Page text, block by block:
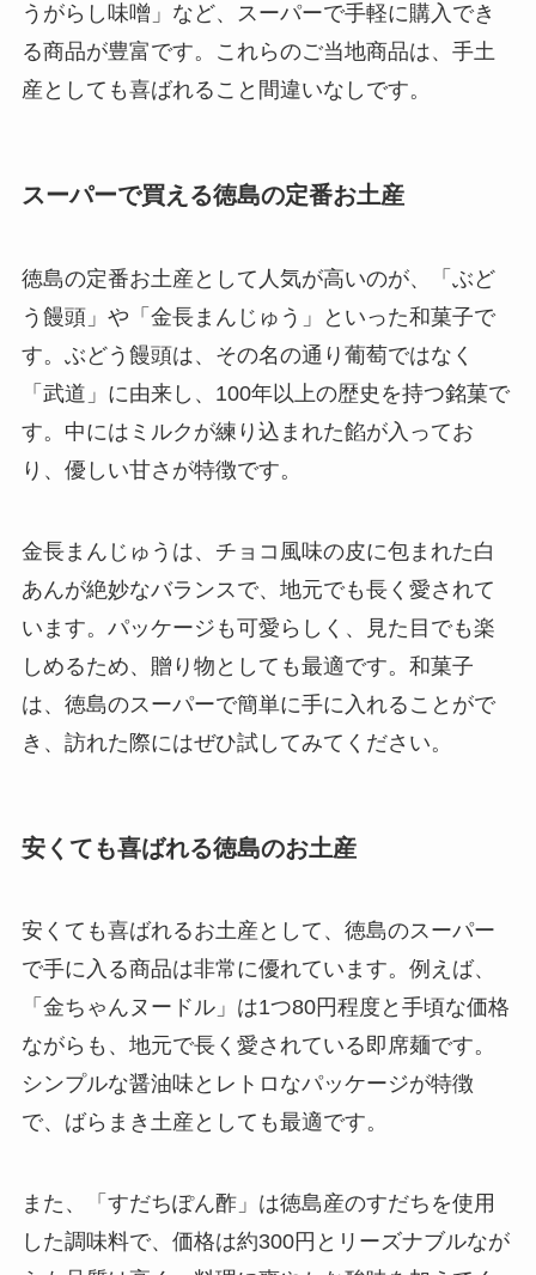
うがらし味噌」など、スーパーで手軽に購入でき
る商品が豊富です。これらのご当地商品は、手土
産としても喜ばれること間違いなしです。
スーパーで買える徳島の定番お土産
徳島の定番お土産として人気が高いのが、「ぶど
う饅頭」や「金長まんじゅう」といった和菓子で
す。ぶどう饅頭は、その名の通り葡萄ではなく
「武道」に由来し、100年以上の歴史を持つ銘菓で
す。中にはミルクが練り込まれた餡が入ってお
り、優しい甘さが特徴です。
金長まんじゅうは、チョコ風味の皮に包まれた白
あんが絶妙なバランスで、地元でも長く愛されて
います。パッケージも可愛らしく、見た目でも楽
しめるため、贈り物としても最適です。和菓子
は、徳島のスーパーで簡単に手に入れることがで
き、訪れた際にはぜひ試してみてください。
安くても喜ばれる徳島のお土産
安くても喜ばれるお土産として、徳島のスーパー
で手に入る商品は非常に優れています。例えば、
「金ちゃんヌードル」は1つ80円程度と手頃な価格
ながらも、地元で長く愛されている即席麺です。
シンプルな醤油味とレトロなパッケージが特徴
で、ばらまき土産としても最適です。
また、「すだちぽん酢」は徳島産のすだちを使用
した調味料で、価格は約300円とリーズナブルなが